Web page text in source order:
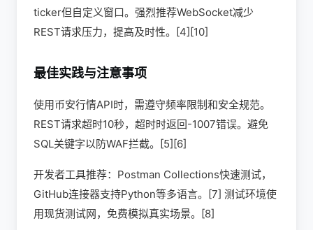
ticker但自定义窗口。强烈推荐WebSocket减少
REST请求压力，提高及时性。[4][10]
最佳实践与注意事项
使用币安行情API时，需遵守频率限制和安全规范。
REST请求超时10秒，超时时返回-1007错误。避免
SQL关键字以防WAF拦截。[5][6]
开发者工具推荐：Postman Collections快速测试，
GitHub连接器支持Python等多语言。[7] 测试环境使
用现货测试网，免费模拟真实场景。[8]